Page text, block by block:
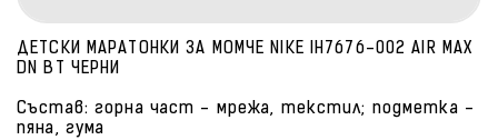
ДЕТСКИ МАРАТОНКИ ЗА МОМЧЕ NIKE IH7676-002 AIR MAX
DN BT ЧЕРНИ
Състав: горна част - мрежа, текстил; подметка -
пяна, гума